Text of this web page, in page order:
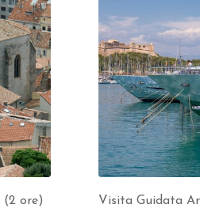
(2 ore) Visita Guidata